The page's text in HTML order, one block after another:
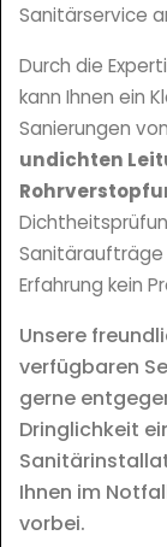
Sanitärservice
Durch die
kann Ihnen ein
Sanierungen
undichten
Sanitäraufträge
Erfahrung kein
Unsere
verfügbaren
gerne
Dringlichkeit
Ihnen im
vorbei.